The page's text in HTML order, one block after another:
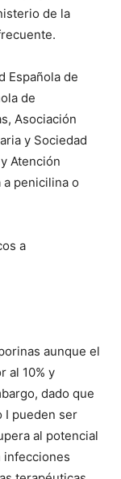
de la
Española de
de
Asociación
y Sociedad
Atención
penicilina o
a
aunque el
al 10% y
dado que
I pueden ser
al potencial
infecciones